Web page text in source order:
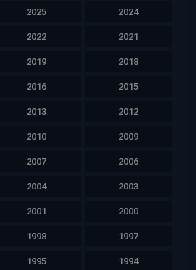
2025 2024
2022 2021
2019 2018
2016 2015
2013 2012
2010 2009
2007 2006
2004 2003
2001 2000
1998 1997
1995 1994